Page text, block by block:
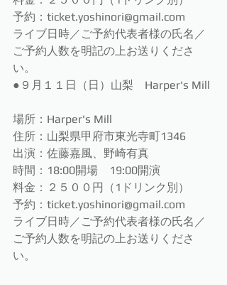
予約：ticket.yoshinori@gmail.com
​ライブ日時／ご予約代表者様の氏名／
ご予約人数を明記の上お送りくださ
い。
●９月１１日（日）山梨　Harper's Mill
場所：Harper's Mill
住所：山梨県甲府市東光寺町1346
出演：佐藤嘉風、野崎有真
時間：18:00開場　19:00開演
料金：２５００円（1ドリンク別）
予約：ticket.yoshinori@gmail.com
​ライブ日時／ご予約代表者様の氏名／
ご予約人数を明記の上お送りくださ
い。